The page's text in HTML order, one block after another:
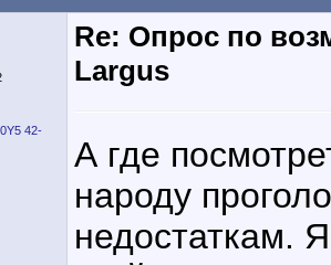
42-
Re: Опрос по
Largus
А где
народу
недостаткам.